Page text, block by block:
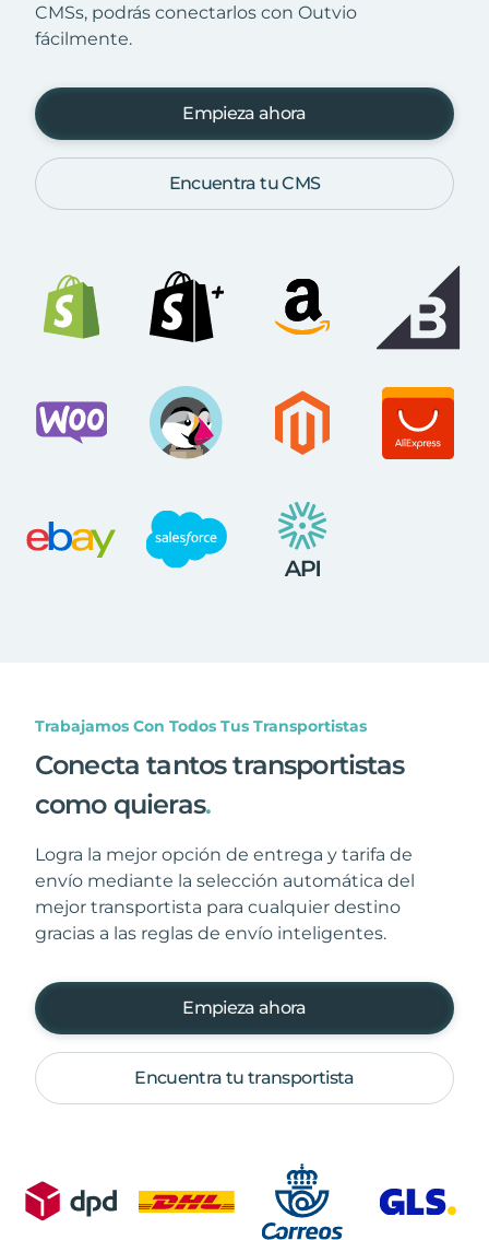
CMSs, podrás conectarlos con Outvio
fácilmente.
Empieza ahora
Encuentra tu CMS
Trabajamos Con Todos Tus Transportistas
Conecta tantos transportistas
como quieras.
Logra la mejor opción de entrega y tarifa de
envío mediante la selección automática del
mejor transportista para cualquier destino
gracias a las reglas de envío inteligentes.
Empieza ahora
Encuentra tu transportista